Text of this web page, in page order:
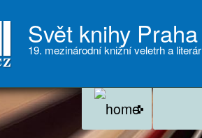
Svět knihy
19. mezinárodní knižní veletrh a